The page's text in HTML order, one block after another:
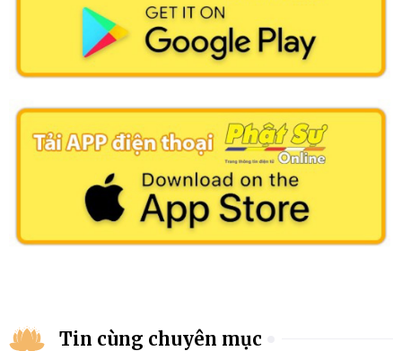
Tin cùng chuyên mục